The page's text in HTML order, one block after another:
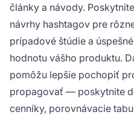
články a návody.
návrhy hashtagov pre
prípadové štúdie a
hodnotu vášho produktu.
pomôžu lepšie pochopiť
propagovať — poskytnite
cenníky, porovnávacie